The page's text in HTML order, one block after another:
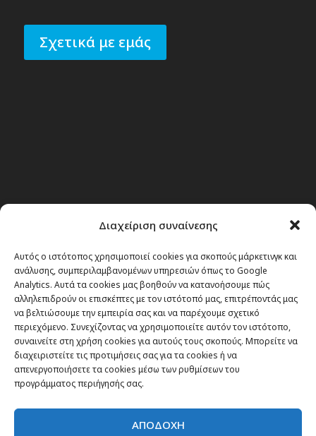
Διαχείριση συναίνεσης
Αυτός ο ιστότοπος χρησιμοποιεί cookies για σκοπούς μάρκετινγκ και
ανάλυσης, συμπεριλαμβανομένων υπηρεσιών όπως το Google
Analytics. Αυτά τα cookies μας βοηθούν να κατανοήσουμε πώς
αλληλεπιδρούν οι επισκέπτες με τον ιστότοπό μας, επιτρέποντάς μας
να βελτιώσουμε την εμπειρία σας και να παρέχουμε σχετικό
περιεχόμενο. Συνεχίζοντας να χρησιμοποιείτε αυτόν τον ιστότοπο,
συναινείτε στη χρήση cookies για αυτούς τους σκοπούς. Μπορείτε να
διαχειριστείτε τις προτιμήσεις σας για τα cookies ή να
απενεργοποιήσετε τα cookies μέσω των ρυθμίσεων του
προγράμματος περιήγησής σας.
ΑΠΟΔΟΧΗ
Σχετικά με εμάς